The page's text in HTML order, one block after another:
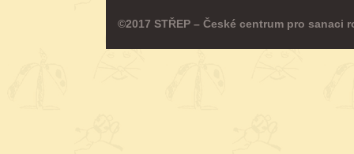
©2017 STŘEP – České centrum pro sanaci